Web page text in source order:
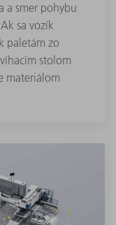
a smer pohybu
sa vozík
paletám zo
stolom
materiálom